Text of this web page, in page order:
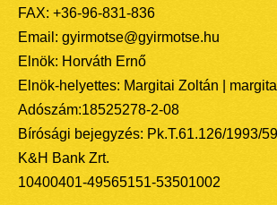
FAX: +36-96-831-836
Email: gyirmotse@gyirmotse.hu
Elnök: Horváth Ernő
Elnök-helyettes: Margitai Zoltán |
Adószám:18525278-2-08
Bírósági bejegyzés: Pk.T.61.126/1993/59
K&H Bank Zrt.
10400401-49565151-53501002